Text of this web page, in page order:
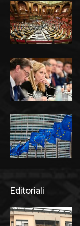
Editoriali